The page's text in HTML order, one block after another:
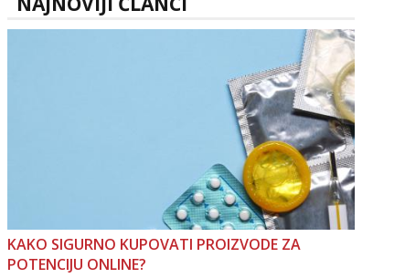
tel:0,93€ - mob:1,12€ min
- Kod: #123
- Kod: #142
tel:0,93€ - mob:1,12€ min
KAKO SIGURNO KUPOVATI PROIZVODE ZA
POTENCIJU ONLINE?